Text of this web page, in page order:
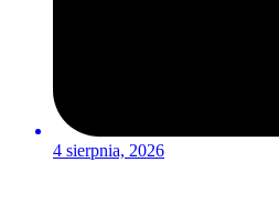
4 sierpnia, 2026